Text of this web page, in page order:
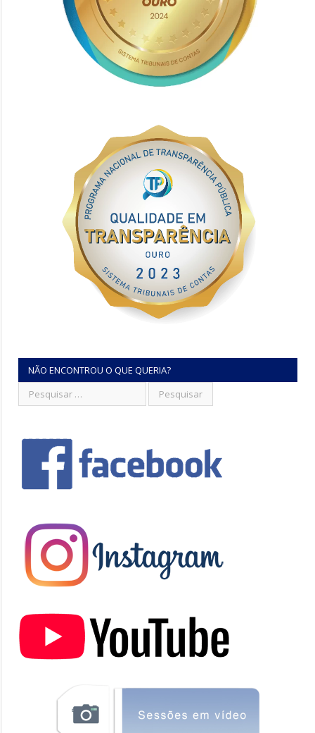
NÃO ENCONTROU O QUE QUERIA?